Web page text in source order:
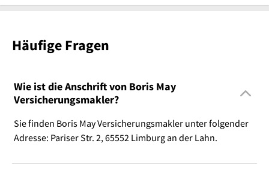
Häufige Fragen
Wie ist die Anschrift von Boris May
Versicherungsmakler?
Sie finden Boris May Versicherungsmakler unter folgender
Adresse: Pariser Str. 2, 65552 Limburg an der Lahn.